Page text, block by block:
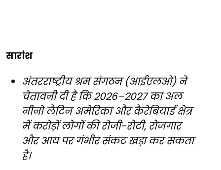
सारांश
अंतरराष्ट्रीय श्रम संगठन (आईएलओ) ने
चेतावनी दी है कि 2026–2027 का अल
नीनो लैटिन अमेरिका और कैरेबियाई क्षेत्र
में करोड़ों लोगों की रोजी-रोटी, रोजगार
और आय पर गंभीर संकट खड़ा कर सकता
है।